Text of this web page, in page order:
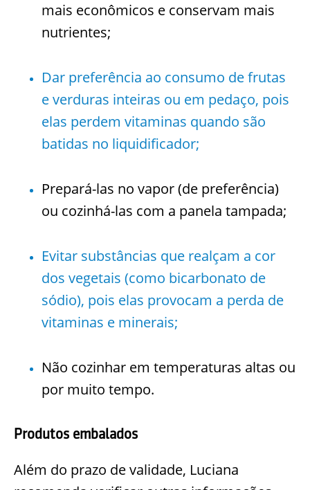
mais econômicos e conservam mais
nutrientes;
Dar preferência ao consumo de frutas
e verduras inteiras ou em pedaço, pois
elas perdem vitaminas quando são
batidas no liquidificador;
Prepará-las no vapor (de preferência)
ou cozinhá-las com a panela tampada;
Evitar substâncias que realçam a cor
dos vegetais (como bicarbonato de
sódio), pois elas provocam a perda de
vitaminas e minerais;
Não cozinhar em temperaturas altas ou
por muito tempo.
Produtos embalados
Além do prazo de validade, Luciana